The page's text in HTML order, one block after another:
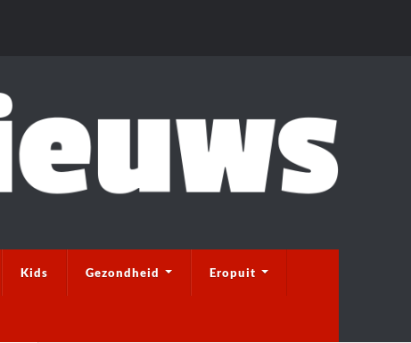
Kids Gezondheid Eropuit